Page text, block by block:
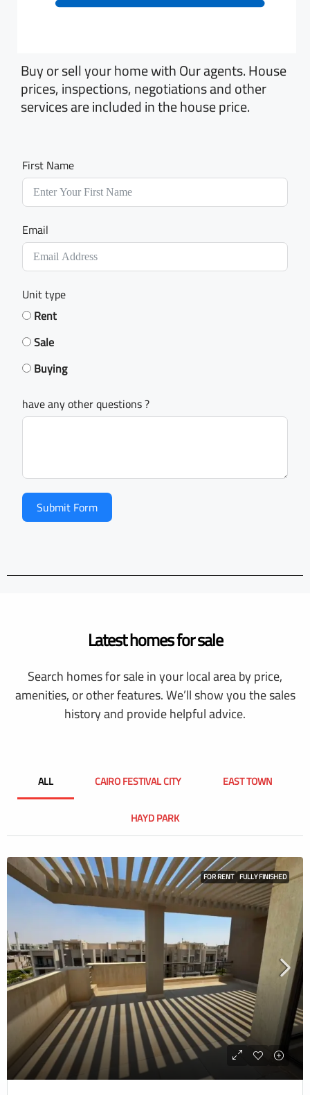
Buy or sell your home with Our agents. House
prices, inspections, negotiations and other
services are included in the house price.
First Name
Email
Unit type
Rent
Sale
Buying
have any other questions ?
Submit Form
Latest homes for sale
Search homes for sale in your local area by price,
amenities, or other features. We’ll show you the sales
history and provide helpful advice.
ALL CAIRO FESTIVAL CITY EAST TOWN
HAYD PARK
FOR RENT FULLY FINISHED